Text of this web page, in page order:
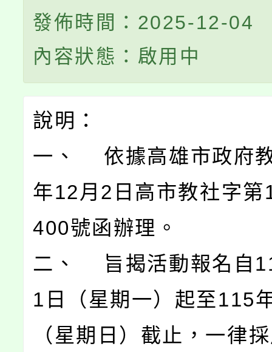
發佈時間：2025-12-04
內容狀態：啟用中
說明：
一、 依據高雄市政府
年12月2日高市教社字
400號函辦理。
二、 旨揭活動報名自
1日（星期一）起至115
（星期日）截止，一律